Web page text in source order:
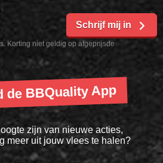
Korting niet geldig op afgeprijsde
Schrijf mij in
de BBQuality App
zijn van nieuwe acties,
meer uit jouw vlees te halen?